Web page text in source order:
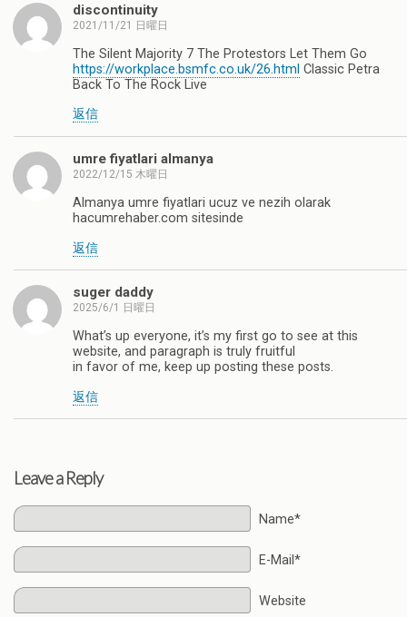
discontinuity
2021/11/21 日曜日
The Silent Majority 7 The Protestors Let Them Go
https://workplace.bsmfc.co.uk/26.html Classic Petra
Back To The Rock Live
返信
umre fiyatlari almanya
2022/12/15 木曜日
Almanya umre fiyatlari ucuz ve nezih olarak
hacumrehaber.com sitesinde
返信
suger daddy
2025/6/1 日曜日
What’s up everyone, it’s my first go to see at this
website, and paragraph is truly fruitful
in favor of me, keep up posting these posts.
返信
Leave a Reply
Name*
E-Mail*
Website